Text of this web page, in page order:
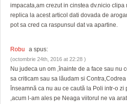
impacata,am crezut in cinstea dv.nicio clipa
replica la acest articol dati dovada de
pot sa cred ca raspunsul dat va apartine.
Robu a spus:
(octombrie 24th, 2016 at 22:28 )
Nu judeca un om ,înainte de a face sau nu
sa criticam sau sa lăudam si
înseamnă ca nu au ce caută la Poli intr-o
,acum l-am ales pe Neaga viitorul ne va